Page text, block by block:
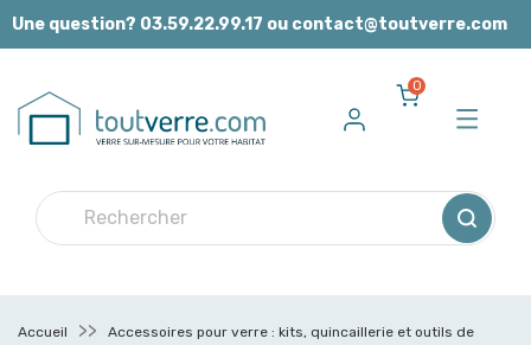
Panneau de gestion des cookies
Une question? 03.59.22.99.17 ou contact@toutverre.com
0
Accueil
Accessoires pour verre : kits, quincaillerie et outils de